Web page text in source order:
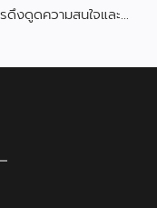
ดึงดูดความสนใจและ